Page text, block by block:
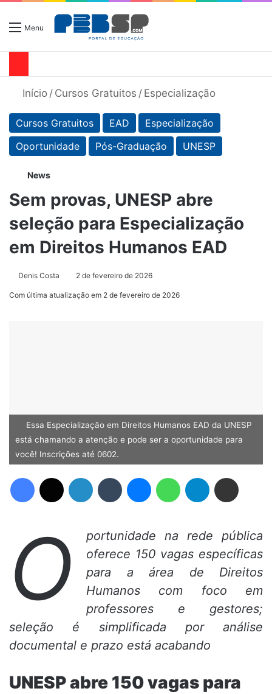
Menu
Início / Cursos Gratuitos / Especialização
Cursos Gratuitos EAD
Especialização
Oportunidade
Pós-Graduação UNESP
News
Sem provas, UNESP abre
seleção para Especialização
em Direitos Humanos EAD
Denis Costa 2 de fevereiro de 2026
Com última atualização em 2 de fevereiro de 2026
Essa Especialização em Direitos Humanos EAD da UNESP
está chamando a atenção e pode ser a oportunidade para
você! Inscrições até 0602.
O
portunidade na rede pública
oferece 150 vagas específicas
para a área de Direitos
Humanos com foco em
professores e gestores;
seleção é simplificada por análise
documental e prazo está acabando
UNESP abre 150 vagas para